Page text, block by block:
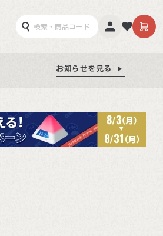
お知らせを見る
お知らせを見る
お知らせを見る